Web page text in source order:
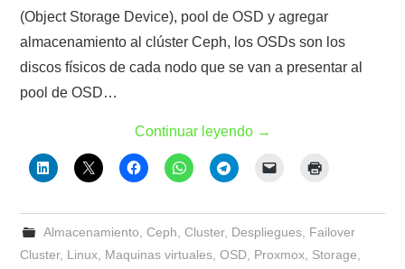
(Object Storage Device), pool de OSD y agregar
almacenamiento al clúster Ceph, los OSDs son los
discos físicos de cada nodo que se van a presentar al
pool de OSD…
Continuar leyendo →
Almacenamiento Ceph Cluster, Despliegues, Failover
Cluster, Linux Maquinas virtuales ,OSD Proxmox Storage